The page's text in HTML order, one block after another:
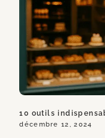
10 outils
décembre 12, 2024